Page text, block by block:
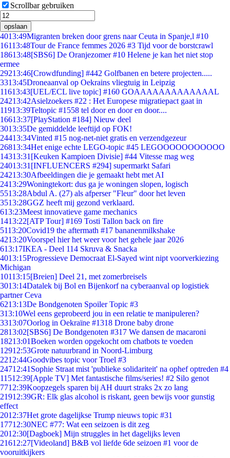
Scrollbar gebruiken
opslaan
4013:49Migranten breken door grens naar Ceuta in Spanje,l #10
16113:48Tour de France femmes 2026 #3 Tijd voor de borstcrawl
18613:48[SBS6] De Oranjezomer #10 Helene je kan het niet stop
ermee
29213:46[Crowdfunding] #442 Golfbanen en betere projecten.....
3313:45Droneaanval op Oekrains vliegtuig in Leipzig
11613:43[UEL/ECL live topic] #160 GOAAAAAAAAAAAAAL
24213:42Asielzoekers #22 : Het Europese migratiepact gaat in
11913:39Teltopic #1558 tel door en door en door....
16613:37[PlayStation #184] Nieuw deel
3013:35De gemiddelde leeftijd op FOK!
24413:34Vinted #15 nog-net-niet gratis en verzendgezeur
26813:34Het enige echte LEGO-topic #45 LEGOOOOOOOOOOO
14313:31 [Keuken Kampioen Divisie] #44 Vitesse mag weg
24013:31 [INFLUENCERS #294] supermarkt Safari
24213:30Afbeeldingen die je gemaakt hebt met AI
2413:29Woningtekort: dus ga je woningen slopen, logisch
5513:28Abdul A. (27) als afperser "Fleur" door het leven
3513:28GGZ heeft mij gezond verklaard.
613:23Meest innovatieve game mechanics
1413:22[ATP Tour] #169 Tosti Tallon back on fire
5113:20Covid19 the aftermath #17 bananenmilkshake
4213:20Voorspel hier het weer voor het gehele jaar 2026
613:17IKEA - Deel 114 Skruva & Snacka
4013:15Progressieve Democraat El-Sayed wint nipt voorverkiezing
Michigan
10113:15[Breien] Deel 21, met zomerbreisels
3013:14Datalek bij Bol en Bijenkorf na cyberaanval op logistiek
partner Ceva
6213:13De Bondgenoten Spoiler Topic #3
313:10Wel eens geprobeerd jou in een relatie te manipuleren?
3313:07Oorlog in Oekraïne #1318 Drone baby drone
2813:02[SBS6] De Bondgenoten #317 We dansen de macaroni
18213:01Boeken worden opgekocht om chatbots te voeden
12912:53Grote natuurbrand in Noord-Limburg
2212:44Goodvibes topic voor Troel #3
24712:41 Sophie Straat mist 'publieke solidariteit' na ophef optreden #4
11512:39[Apple TV] Met fantastische films/series! #2 Silo genot
7712:39Koopzegels sparen bij AH duurt straks 2x zo lang
21912:39GR: Elk glas alcohol is riskant, geen bewijs voor gunstig
effect
2012:37Het grote dagelijkse Trump nieuws topic #31
17712:30NEC #77: Wat een seizoen is dit zeg
2012:30[Dagboek] Mijn struggles in het dagelijks leven
21612:27[Videoland] B&B vol liefde 6de seizoen #1 voor de
vooruitkijkers